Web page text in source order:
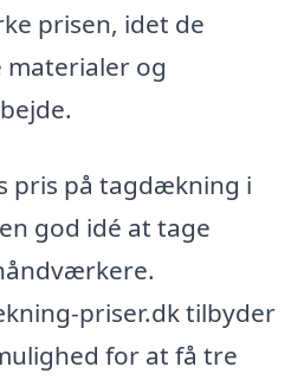
prisen, idet de
og
pris på tagdækning i
god idé at tage
priser.dk tilbyder
for at få tre